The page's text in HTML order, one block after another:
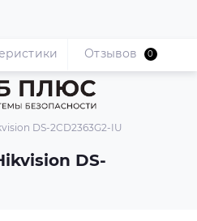
DS-2CD2363G2-IU
DS-
Отзывов 0